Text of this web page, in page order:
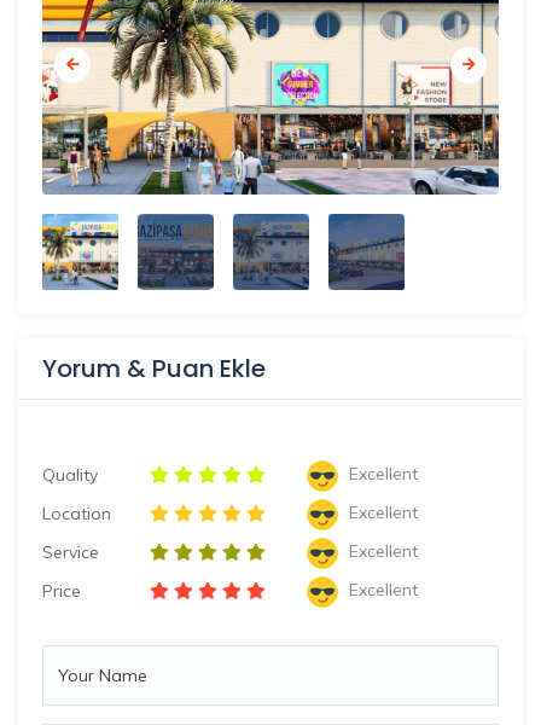
Yorum & Puan Ekle
Quality
Excellent
Location
Excellent
Service
Excellent
Price
Excellent